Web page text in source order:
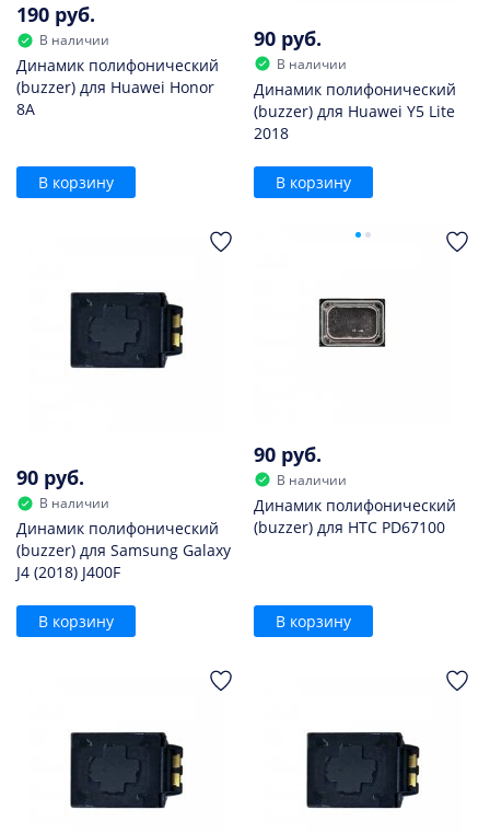
190 руб.
В наличии
Динамик полифонический
(buzzer) для Huawei Honor
8A
В корзину
90 руб.
В наличии
Динамик полифонический
(buzzer) для Huawei Y5 Lite
2018
В корзину
90 руб.
В наличии
Динамик полифонический
(buzzer) для Samsung Galaxy
J4 (2018) J400F
В корзину
90 руб.
В наличии
Динамик полифонический
(buzzer) для HTC PD67100
В корзину